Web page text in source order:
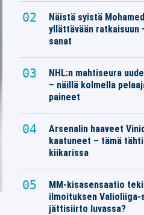
Näistä syistä
yllättävään ratkaisuun
sanat
NHL:n mahtiseura
– näillä kolmella
paineet
Arsenalin haaveet
kaatuneet – tämä
kiikarissa
MM-kisasensaatio
ilmoituksen Valioliiga-
jättisiirto luvassa?